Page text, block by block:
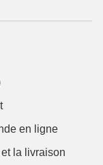
en ligne
la livraison